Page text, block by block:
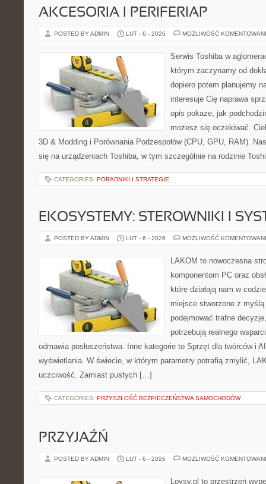
AKCESORIA I PERIFERIAP
POSTED BY ADMIN LUT - 6 - 2026 MOŻLIWOŚĆ
Serwis Toshiba w
którym zaczynamy od
dopiero potem planujemy
interesuje Cię naprawa
opis pokaże, jak
możesz się oczekiwać.
3D & Modding i Porównania Podzespołów (CPU, GPU, RAM).
się na urządzeniach Toshiba, w tym szczególnie na rodzinie
CATEGORIES: PORADNIKI I STRATEGIE
EKOSYSTEMY: STEROWNIKI I
POSTED BY ADMIN LUT - 6 - 2026 MOŻLIWOŚĆ
LAKOM to nowoczesna
komponentom PC oraz
które działają nam w
miejsce stworzone z
podejmować trafne
potrzebują realnego
odmawia posłuszeństwa. Inne kategorie to Sprzęt dla twórców i
wyświetlania. W świecie, w którym parametry potrafią zmylić,
uczciwość. Zamiast pustych […]
CATEGORIES: PRZYSZŁOŚĆ BEZPIECZEŃSTWA SAMOCHODÓW
PRZYJAŹŃ
POSTED BY ADMIN LUT - 6 - 2026 MOŻLIWOŚĆ
Lovsy.pl to przestrzeń